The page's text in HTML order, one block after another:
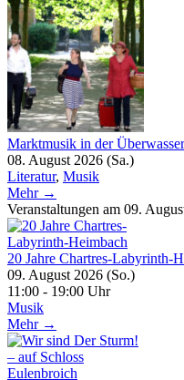
Marktmusik in der
08. August 2026 (Sa.)
Literatur, Musik
Mehr →
Veranstaltungen am 09.
20 Jahre Chartres-Labyrinth-
09. August 2026 (So.)
11:00 - 19:00 Uhr
Musik
Mehr →